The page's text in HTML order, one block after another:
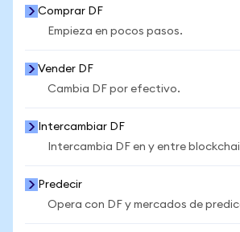
Comprar DF
Empieza en pocos pasos.
Vender DF
Cambia DF por efectivo.
Intercambiar DF
Intercambia DF en y entre
Predecir
Opera con DF y mercados de